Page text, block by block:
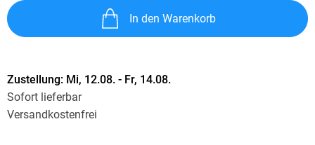
In den Warenkorb
Zustellung: Mi, 12.08. - Fr, 14.08.
Sofort lieferbar
Versandkostenfrei